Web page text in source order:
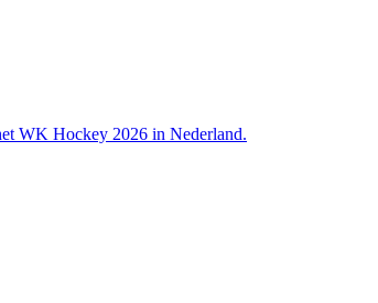
WK Hockey 2026 in Nederland.